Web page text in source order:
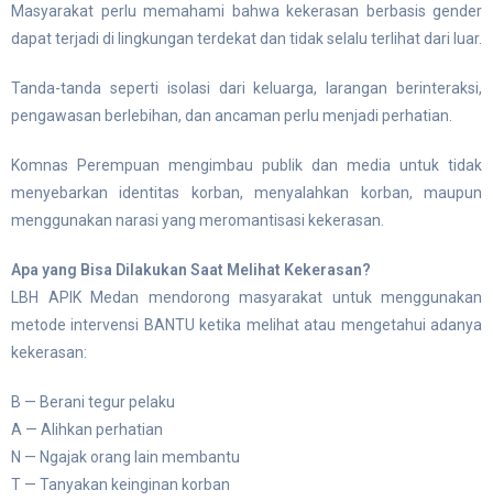
Masyarakat perlu memahami bahwa kekerasan berbasis gender
dapat terjadi di lingkungan terdekat dan tidak selalu terlihat dari luar.
Tanda-tanda seperti isolasi dari keluarga, larangan berinteraksi,
pengawasan berlebihan, dan ancaman perlu menjadi perhatian.
Komnas Perempuan mengimbau publik dan media untuk tidak
menyebarkan identitas korban, menyalahkan korban, maupun
menggunakan narasi yang meromantisasi kekerasan.
Apa yang Bisa Dilakukan Saat Melihat Kekerasan?
LBH APIK Medan mendorong masyarakat untuk menggunakan
metode intervensi BANTU ketika melihat atau mengetahui adanya
kekerasan:
B — Berani tegur pelaku
A — Alihkan perhatian
N — Ngajak orang lain membantu
T — Tanyakan keinginan korban